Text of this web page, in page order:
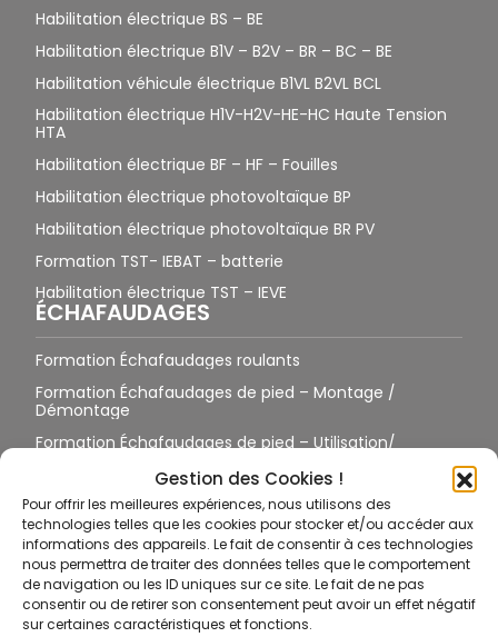
Gestion des Cookies !
Pour offrir les meilleures expériences, nous utilisons des
technologies telles que les cookies pour stocker et/ou accéder aux
informations des appareils. Le fait de consentir à ces technologies
nous permettra de traiter des données telles que le comportement
de navigation ou les ID uniques sur ce site. Le fait de ne pas
consentir ou de retirer son consentement peut avoir un effet négatif
sur certaines caractéristiques et fonctions.
Habilitation électrique BS – BE
Habilitation électrique B1V – B2V – BR – BC – BE
Habilitation véhicule électrique B1VL B2VL BCL
Habilitation électrique H1V-H2V-HE-HC Haute Tension
HTA
Habilitation électrique BF – HF – Fouilles
Habilitation électrique photovoltaïque BP
Habilitation électrique photovoltaïque BR PV
Formation TST- IEBAT – batterie
Habilitation électrique TST – IEVE
ÉCHAFAUDAGES
Formation Échafaudages roulants
Formation Échafaudages de pied – Montage /
Démontage
Formation Échafaudages de pied – Utilisation/
Formation Échafaudages – Réception
TRAVAIL EN HAUTEUR
Formation Travail en Hauteur et EPI – Harnais
Toiture / Terrasse / Pylônes sans suspension
Toiture / Terrasse / Pylône avec suspension